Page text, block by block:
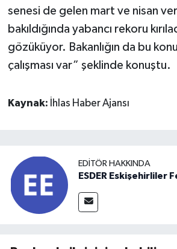
senesi de gelen mart ve nisan
bakıldığında yabancı rekoru
gözüküyor. Bakanlığın da bu
çalışması var” şeklinde konuştu.
Kaynak: İhlas Haber Ajansı
EDITÖR HAKKINDA
ESDER Eskişehirliler